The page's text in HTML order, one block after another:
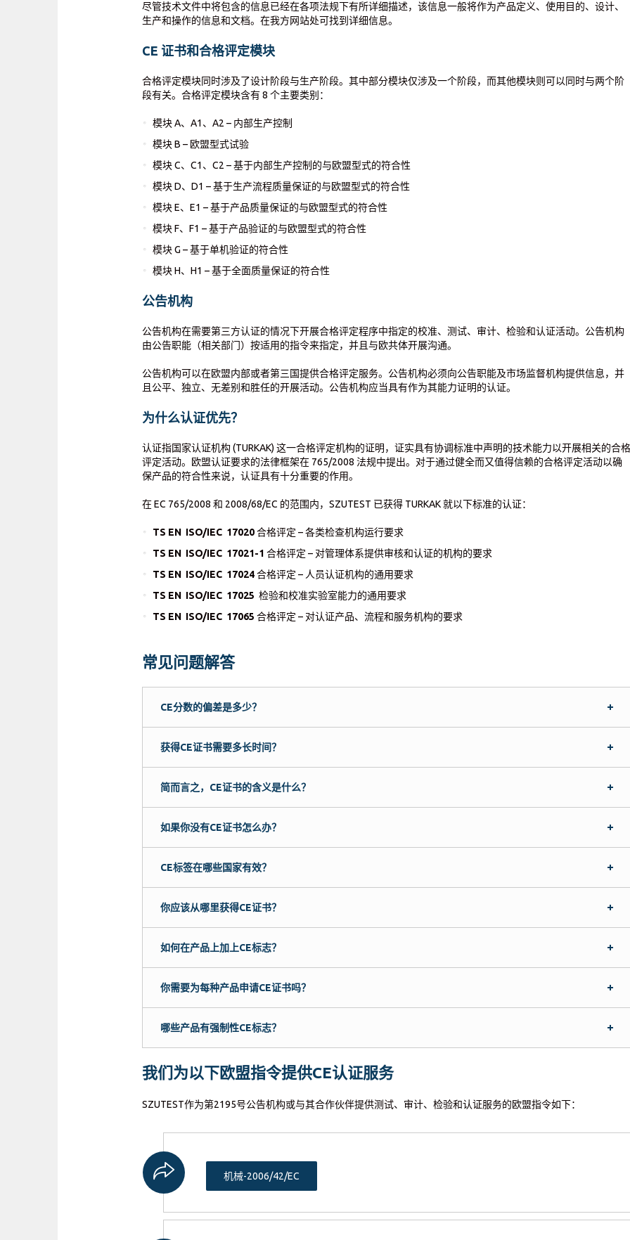
尽管技术文件中将包含的信息已经在各项法规下有所详细描述，该信息一般将作为产品定义、使用目的、设计、
生产和操作的信息和文档。在我方网站处可找到详细信息。
CE 证书和合格评定模块
合格评定模块同时涉及了设计阶段与生产阶段。其中部分模块仅涉及一个阶段，而其他模块则可以同时与两个阶
段有关。合格评定模块含有 8 个主要类别：
模块 A、A1、A2 – 内部生产控制
模块 B – 欧盟型式试验
模块 C、C1、C2 – 基于内部生产控制的与欧盟型式的符合性
模块 D、D1 – 基于生产流程质量保证的与欧盟型式的符合性
模块 E、E1 – 基于产品质量保证的与欧盟型式的符合性
模块 F、F1 – 基于产品验证的与欧盟型式的符合性
模块 G – 基于单机验证的符合性
模块 H、H1 – 基于全面质量保证的符合性
公告机构
公告机构在需要第三方认证的情况下开展合格评定程序中指定的校准、测试、审计、检验和认证活动。公告机构
由公告职能（相关部门）按适用的指令来指定，并且与欧共体开展沟通。
公告机构可以在欧盟内部或者第三国提供合格评定服务。公告机构必须向公告职能及市场监督机构提供信息，并
且公平、独立、无差别和胜任的开展活动。公告机构应当具有作为其能力证明的认证。
为什么认证优先？
认证指国家认证机构 (TURKAK) 这一合格评定机构的证明，证实具有协调标准中声明的技术能力以开展相关的合
评定活动。欧盟认证要求的法律框架在 765/2008 法规中提出。对于通过健全而又值得信赖的合格评定活动以确
保产品的符合性来说，认证具有十分重要的作用。
在 EC 765/2008 和 2008/68/EC 的范围内，SZUTEST 已获得 TURKAK 就以下标准的认证：
TS EN ISO/IEC 17020合格评定 – 各类检查机构运行要求
TS EN ISO/IEC 17021-1 合格评定 – 对管理体系提供审核和认证的机构的要求
TS EN ISO/IEC 17024合格评定 – 人员认证机构的通用要求
TS EN ISO/IEC 17025 检验和校准实验室能力的通用要求
TS EN ISO/IEC 17065 合格评定 – 对认证产品、流程和服务机构的要求
常见问题解答
CE分数的偏差是多少？
获得CE证书需要多长时间？
简而言之，CE证书的含义是什么？
如果你没有CE证书怎么办？
CE标签在哪些国家有效？
你应该从哪里获得CE证书？
如何在产品上加上CE标志？
你需要为每种产品申请CE证书吗？
哪些产品有强制性CE标志？
我们为以下欧盟指令提供CE认证服务
SZUTEST作为第2195号公告机构或与其合作伙伴提供测试、审计、检验和认证服务的欧盟指令如下：
机械-2006/42/EC